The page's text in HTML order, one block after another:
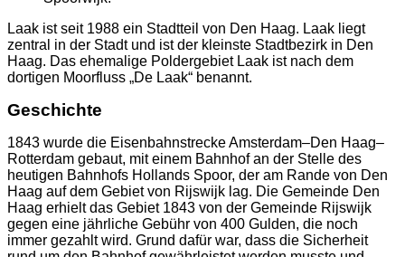
Laak ist seit 1988 ein Stadtteil von Den Haag. Laak liegt
zentral in der Stadt und ist der kleinste Stadtbezirk in Den
Haag. Das ehemalige Poldergebiet Laak ist nach dem
dortigen Moorfluss „De Laak“ benannt.
Geschichte
1843 wurde die Eisenbahnstrecke Amsterdam–Den Haag–
Rotterdam gebaut, mit einem Bahnhof an der Stelle des
heutigen Bahnhofs Hollands Spoor, der am Rande von Den
Haag auf dem Gebiet von Rijswijk lag. Die Gemeinde Den
Haag erhielt das Gebiet 1843 von der Gemeinde Rijswijk
gegen eine jährliche Gebühr von 400 Gulden, die noch
immer gezahlt wird. Grund dafür war, dass die Sicherheit